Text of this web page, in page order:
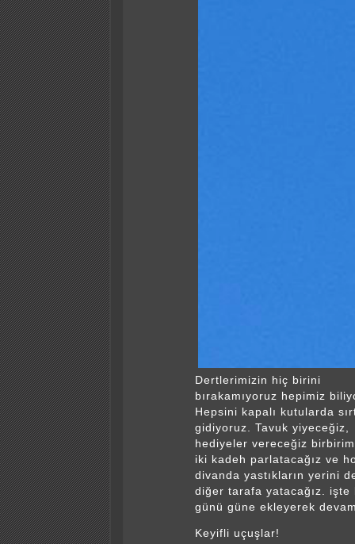
Dertlerimizin hiç birini
bırakamıyoruz hepimiz
Hepsini kapalı kutularda
gidiyoruz. Tavuk yiyeceğiz,
hediyeler vereceğiz
iki kadeh parlatacağız ve
divanda yastıkların yerini
diğer tarafa yatacağız. işte
günü güne ekleyerek
Keyifli uçuşlar!